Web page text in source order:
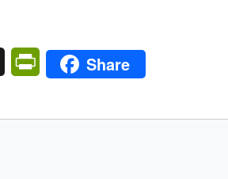
X PrintFriendly
Share